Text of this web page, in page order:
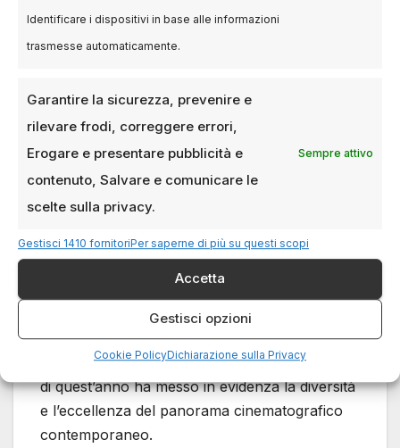
Identificare i dispositivi in base alle informazioni
trasmesse automaticamente.
Garantire la sicurezza, prevenire e
rilevare frodi, correggere errori,
Erogare e presentare pubblicità e
contenuto, Salvare e comunicare le
scelte sulla privacy.
Sempre attivo
Gestisci 1410 fornitoriPer saperne di più su questi scopi
Accetta
Gestisci opzioni
Cookie PolicyDichiarazione sulla Privacy
Negli anni, i Gotham Awards hanno spesso
Everywhere All at Once”
trionfo di“A Different Man”un segnale
importante per la stagione dei premi.
Un punto di riferimento
per il cinema indipendente
essenziale per il cinema indipendente.
Celebrando opere che uniscono qualità
artistica e narrazione innovativa. La cerimonia
di quest’anno ha messo in evidenza la diversità
e l’eccellenza del panorama cinematografico
contemporaneo.